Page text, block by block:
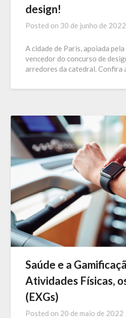
design!
Posted on 30 de junho de 2022
A cidade de Paris, apoiada
vencedor do concurso de
arredores da catedral. Confira
Saúde e a
Atividades Físicas,
(EXGs)
Posted on 20 de maio de 2022